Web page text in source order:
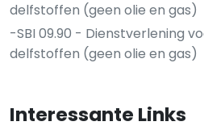
delfstoffen (geen olie en gas)
-SBI 09.90 - Dienstverlening
delfstoffen (geen olie en gas)
Interessante Links